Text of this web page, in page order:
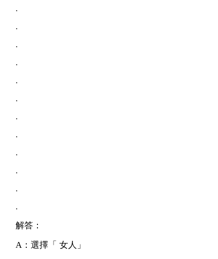
.
.
.
.
.
.
.
.
.
.
.
.
解答：
A：選擇「 女人」